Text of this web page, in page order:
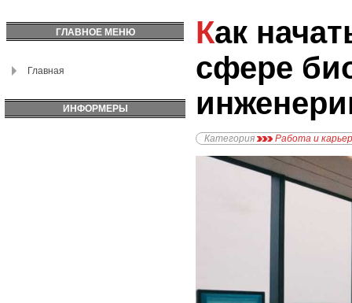
ГЛАВНОЕ МЕНЮ
Главная
ИНФОРМЕРЫ
Как начать карьеру в
сфере
Категория Работа и